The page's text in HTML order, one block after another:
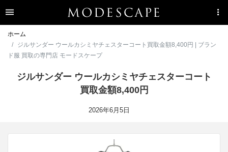
ホーム
ジルサンダー ウールカシミヤチェスターコート買取金額8,400円 | ブラン
ド服 買取の専門店 モードスケープ
ジルサンダー ウールカシミヤチェスターコート
買取金額8,400円
2026年6月5日